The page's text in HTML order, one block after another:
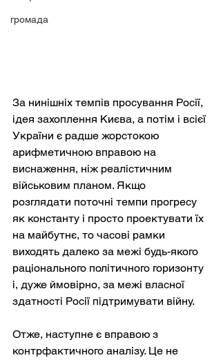
громада
За нинішніх темпів просування Росії,
ідея захоплення Києва, а потім і всієї
України є радше жорстокою
арифметичною вправою на
виснаження, ніж реалістичним
військовим планом. Якщо
розглядати поточні темпи прогресу
як константу і просто проектувати їх
на майбутнє, то часові рамки
виходять далеко за межі будь-якого
раціонального політичного горизонту
і, дуже ймовірно, за межі власної
здатності Росії підтримувати війну.
Отже, наступне є вправою з
контрфактичного аналізу. Це не